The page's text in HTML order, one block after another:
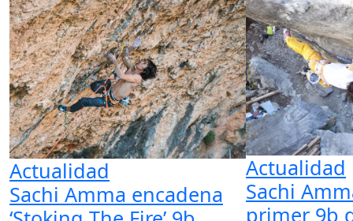
Actualidad
Sachi Amma encadena
Actualidad
Sachi
primer 9b